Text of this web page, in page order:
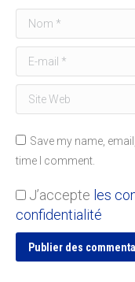
Nom *
E-mail *
Site Web
Save my name,
time I comment.
J’accepte les
confidentialité
Publier des